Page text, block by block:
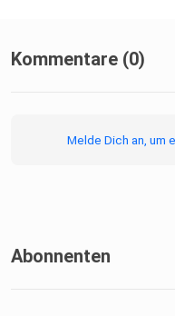
Kommentare (0)
Melde Dich an, um
Abonnenten